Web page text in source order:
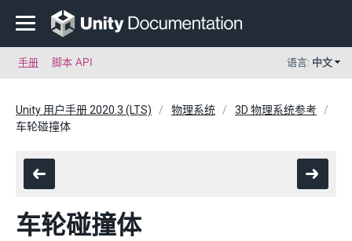
手册 脚本 API 语言: 中文
Unity 用户手册 2020.3 (LTS) 物理系统
3D 物理系统参考
车轮碰撞体
车轮碰撞体